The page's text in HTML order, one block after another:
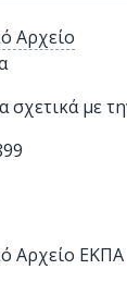
Αρχείο
σχετικά με
Αρχείο ΕΚΠΑ